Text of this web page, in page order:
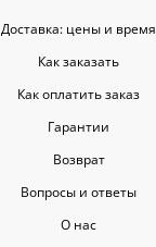
Доставка: цены и время
Как заказать
Как оплатить заказ
Гарантии
Возврат
Вопросы и ответы
О нас